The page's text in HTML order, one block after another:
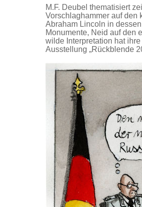
M.F. Deubel thematisiert
Vorschlaghammer auf den
Abraham Lincoln in
Monumente, Neid auf den
wilde Interpretation hat
Ausstellung „Rückblende